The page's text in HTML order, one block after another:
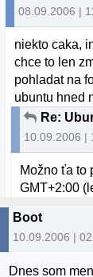
08.09.2006 |
niekto caka,
chce to len
pohladat na
ubuntu hned
Re:
10.09.2006 |
Možno ťa to
GMT+2:00
Boot
10.09.2006 |
Dnes som